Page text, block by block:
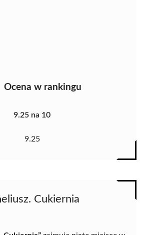
Ocena w rankingu
9.25 na 10
9.25
Cukiernia